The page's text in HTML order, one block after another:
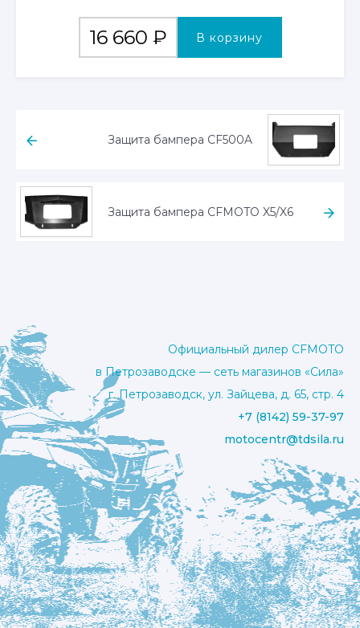
16 660 ₽ В корзину
Защита бампера CF500A
Защита бампера CFMOTO X5/X6
Официальный дилер CFMOTO
в Петрозаводске — сеть магазинов «Сила»
г. Петрозаводск, ул. Зайцева, д. 65, стр. 4
+7 (8142) 59-37-97
motocentr@tdsila.ru